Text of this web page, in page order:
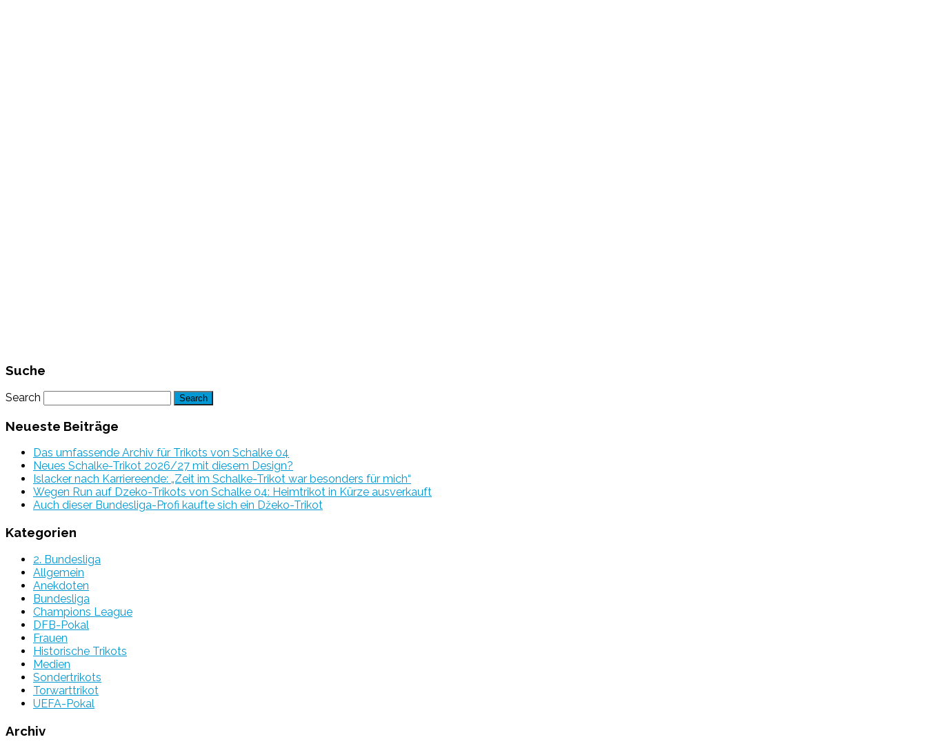
Suche
Search
Neueste Beiträge
Das umfassende Archiv für Trikots von Schalke 04
Neues Schalke-Trikot 2026/27 mit diesem Design?
Islacker nach Karriereende: „Zeit im Schalke-Trikot war besonders für mich“
Wegen Run auf Dzeko-Trikots von Schalke 04: Heimtrikot in Kürze ausverkauft
Auch dieser Bundesliga-Profi kaufte sich ein Džeko-Trikot
Kategorien
2. Bundesliga
Allgemein
Anekdoten
Bundesliga
Champions League
DFB-Pokal
Frauen
Historische Trikots
Medien
Sondertrikots
Torwarttrikot
UEFA-Pokal
Archiv